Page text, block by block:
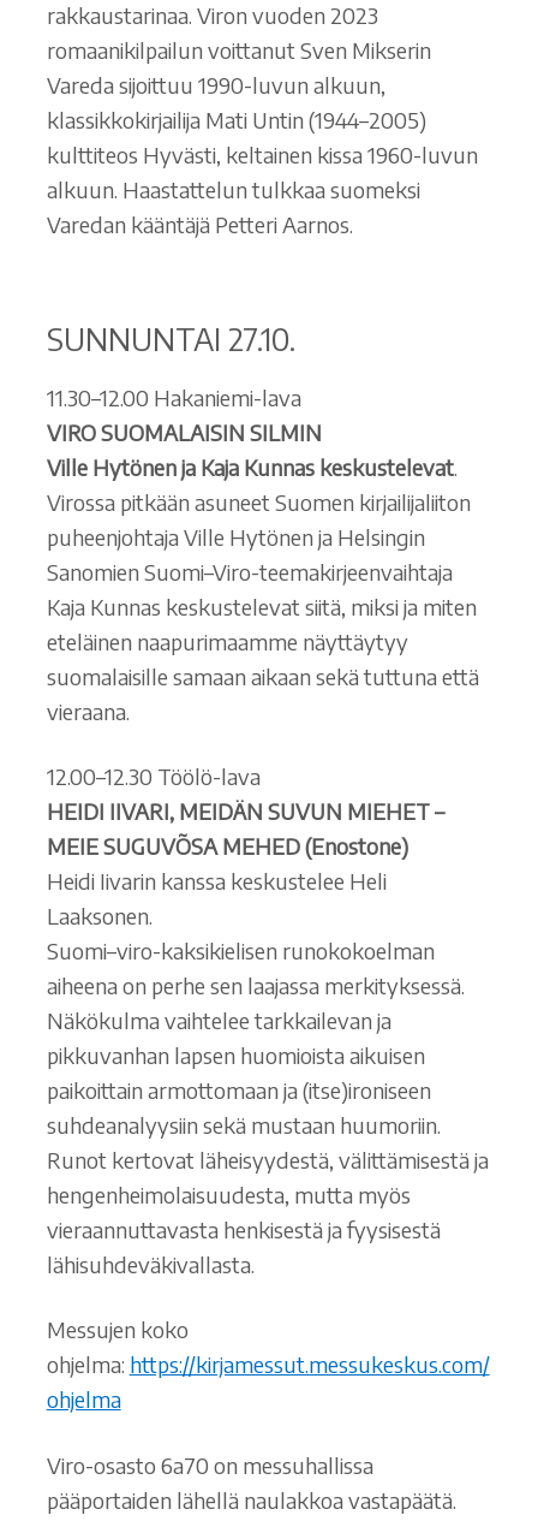
rakkaustarinaa. Viron vuoden 2023
romaanikilpailun voittanut Sven Mikserin
Vareda sijoittuu 1990-luvun alkuun,
klassikkokirjailija Mati Untin (1944–2005)
kulttiteos Hyvästi, keltainen kissa 1960-luvun
alkuun. Haastattelun tulkkaa suomeksi
Varedan kääntäjä Petteri Aarnos.
SUNNUNTAI 27.10.
11.30–12.00 Hakaniemi-lava
VIRO SUOMALAISIN SILMIN
Ville Hytönen ja Kaja Kunnas keskustelevat.
Virossa pitkään asuneet Suomen kirjailijaliiton
puheenjohtaja Ville Hytönen ja Helsingin
Sanomien Suomi–Viro-teemakirjeenvaihtaja
Kaja Kunnas keskustelevat siitä, miksi ja miten
eteläinen naapurimaamme näyttäytyy
suomalaisille samaan aikaan sekä tuttuna että
vieraana.
12.00–12.30 Töölö-lava
HEIDI IIVARI, MEIDÄN SUVUN MIEHET –
MEIE SUGUVÕSA MEHED (Enostone)
Heidi Iivarin kanssa keskustelee Heli
Laaksonen.
Suomi–viro-kaksikielisen runokokoelman
aiheena on perhe sen laajassa merkityksessä.
Näkökulma vaihtelee tarkkailevan ja
pikkuvanhan lapsen huomioista aikuisen
paikoittain armottomaan ja (itse)ironiseen
suhdeanalyysiin sekä mustaan huumoriin.
Runot kertovat läheisyydestä, välittämisestä ja
hengenheimolaisuudesta, mutta myös
vieraannuttavasta henkisestä ja fyysisestä
lähisuhdeväkivallasta.
Messujen koko
ohjelma: https://kirjamessut.messukeskus.com/
ohjelma
Viro-osasto 6a70 on messuhallissa
pääportaiden lähellä naulakkoa vastapäätä.